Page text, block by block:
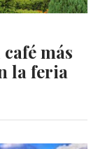
más
la feria